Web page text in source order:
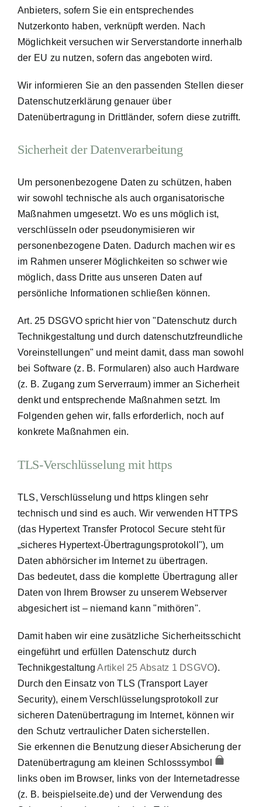
Anbieters, sofern Sie ein entsprechendes
Nutzerkonto haben, verknüpft werden. Nach
Möglichkeit versuchen wir Serverstandorte innerhalb
der EU zu nutzen, sofern das angeboten wird.
Wir informieren Sie an den passenden Stellen dieser
Datenschutzerklärung genauer über
Datenübertragung in Drittländer, sofern diese zutrifft.
Sicherheit der Datenverarbeitung
Um personenbezogene Daten zu schützen, haben
wir sowohl technische als auch organisatorische
Maßnahmen umgesetzt. Wo es uns möglich ist,
verschlüsseln oder pseudonymisieren wir
personenbezogene Daten. Dadurch machen wir es
im Rahmen unserer Möglichkeiten so schwer wie
möglich, dass Dritte aus unseren Daten auf
persönliche Informationen schließen können.
Art. 25 DSGVO spricht hier von "Datenschutz durch
Technikgestaltung und durch datenschutzfreundliche
Voreinstellungen" und meint damit, dass man sowohl
bei Software (z. B. Formularen) also auch Hardware
(z. B. Zugang zum Serverraum) immer an Sicherheit
denkt und entsprechende Maßnahmen setzt. Im
Folgenden gehen wir, falls erforderlich, noch auf
konkrete Maßnahmen ein.
TLS-Verschlüsselung mit https
TLS, Verschlüsselung und https klingen sehr
technisch und sind es auch. Wir verwenden HTTPS
(das Hypertext Transfer Protocol Secure steht für
„sicheres Hypertext-Übertragungsprotokoll"), um
Daten abhörsicher im Internet zu übertragen.
Das bedeutet, dass die komplette Übertragung aller
Daten von Ihrem Browser zu unserem Webserver
abgesichert ist – niemand kann "mithören".
Damit haben wir eine zusätzliche Sicherheitsschicht
eingeführt und erfüllen Datenschutz durch
TechnikgestaltungArtikel 25 Absatz 1 DSGVO).
Durch den Einsatz von TLS (Transport Layer
Security), einem Verschlüsselungsprotokoll zur
sicheren Datenübertragung im Internet, können wir
den Schutz vertraulicher Daten sicherstellen.
Sie erkennen die Benutzung dieser Absicherung der
Datenübertragung am kleinen Schlosssymbol
links oben im Browser, links von der Internetadresse
(z. B. beispielseite.de) und der Verwendung des